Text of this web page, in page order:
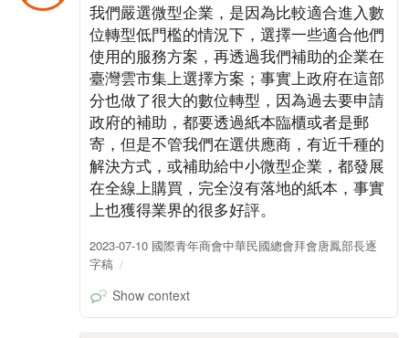
我們嚴選微型企業，是因為比較適合進入數
位轉型低門檻的情況下，選擇一些適合他們
使用的服務方案，再透過我們補助的企業在
臺灣雲市集上選擇方案；事實上政府在這部
分也做了很大的數位轉型，因為過去要申請
政府的補助，都要透過紙本臨櫃或者是郵
寄，但是不管我們在選供應商，有近千種的
解決方式，或補助給中小微型企業，都發展
在全線上購買，完全沒有落地的紙本，事實
上也獲得業界的很多好評。
2023-07-10 國際青年商會中華民國總會拜會唐鳳部長逐
字稿
Show context